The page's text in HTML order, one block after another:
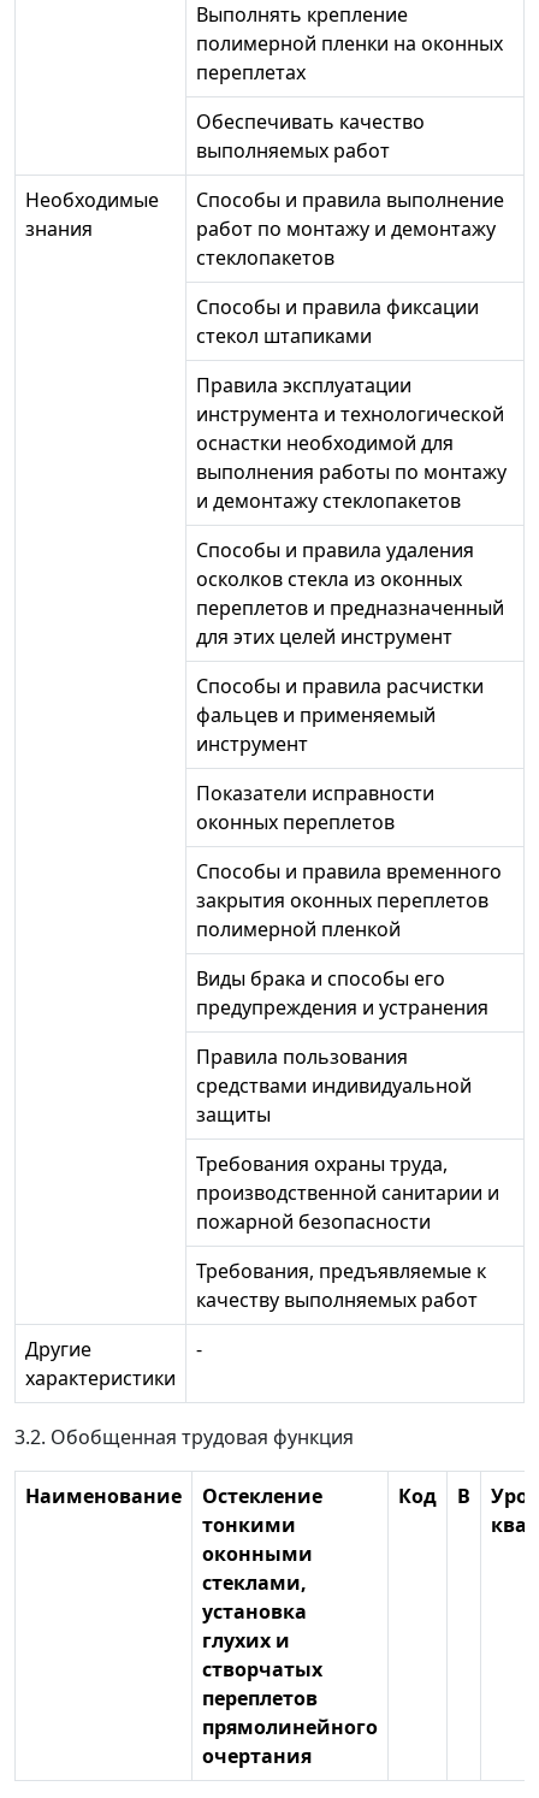
Выполнять крепление
полимерной пленки на оконных
переплетах
Обеспечивать качество
выполняемых работ
Необходимые
знания
Способы и правила выполнение
работ по монтажу и демонтажу
стеклопакетов
Способы и правила фиксации
стекол штапиками
Правила эксплуатации
инструмента и технологической
оснастки необходимой для
выполнения работы по монтажу
и демонтажу стеклопакетов
Способы и правила удаления
осколков стекла из оконных
переплетов и предназначенный
для этих целей инструмент
Способы и правила расчистки
фальцев и применяемый
инструмент
Показатели исправности
оконных переплетов
Способы и правила временного
закрытия оконных переплетов
полимерной пленкой
Виды брака и способы его
предупреждения и устранения
Правила пользования
средствами индивидуальной
защиты
Требования охраны труда,
производственной санитарии и
пожарной безопасности
Требования, предъявляемые к
качеству выполняемых работ
Другие
характеристики
-
3.2. Обобщенная трудовая функция
Наименование
Остекление
тонкими
оконными
стеклами,
установка
глухих и
створчатых
переплетов
прямолинейного
очертания
Код В